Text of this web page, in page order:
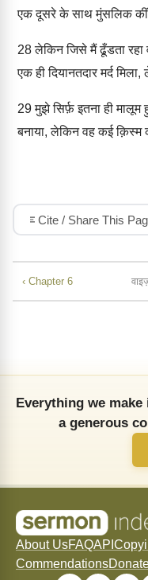
एक दूसरे के साथ मुंसलिक कीं
28लेकिन जिसे मैं ढूँडता रहा
एक ही दियानतदार मर्द
29मुझे सिर्फ़ इतना ही मालूम
बनाया, लेकिन वह कई क़िस्म
Cite / Share This
‹ Chapter 6
Everything we make
a generous
About UsFAQAPI
Commendations